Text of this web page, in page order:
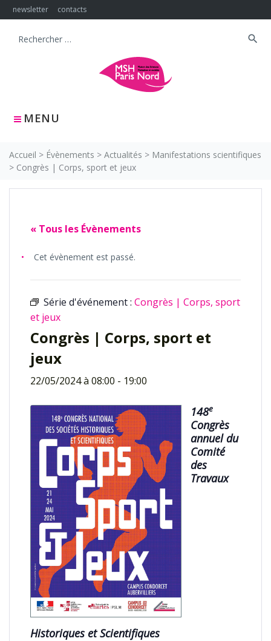
Skip
to
newsletter contacts
MENU
Search
search
Accueil > Évènements > Actualités > Manifestations scientifiques
> Congrès | Corps, sport et jeux
« Tous les Évènements
Cet évènement est passé.
Série d'événement : Congrès | Corps, sport
et jeux
Congrès | Corps, sport et
jeux
22/05/2024 à 08:00 - 19:00
148e
Congrès
annuel du
Comité
des
Travaux
Historiques et Scientifiques